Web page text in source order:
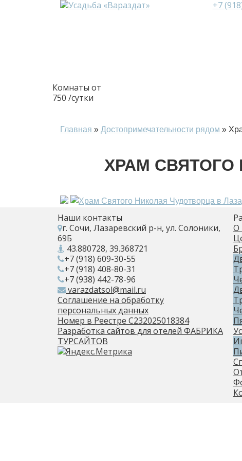
+7
Комнаты от
750 /сутки
Главная » Достопримечательности рядом »
ХРАМ СВЯТОГО
Наши контакты
г. Сочи, Лазаревский р-н, ул. Солоники,
69Б
43.880728, 39.368721
+7 (918) 609-30-55
+7 (918) 408-80-31
+7 (938) 442-78-96
varazdatsol@mail.ru
Соглашение на обработку
персональных данных
Номер в Реестре С232025018384
Разработка сайтов для отелей ФАБРИКА
ТУРСАЙТОВ
О